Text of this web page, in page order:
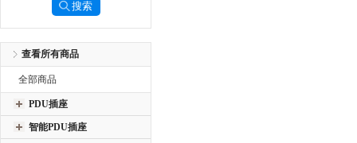
查看所有商品
全部商品
PDU插座
智能PDU插座